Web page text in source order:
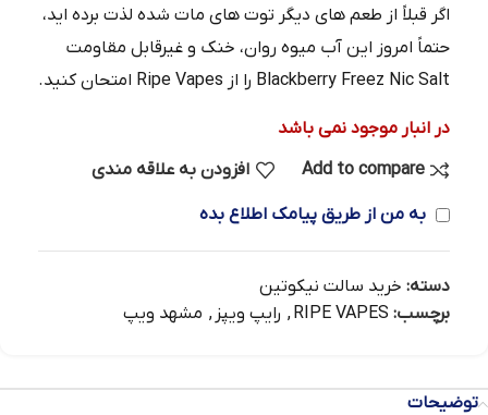
اگر قبلاً از طعم‌ های دیگر توت‌ های مات شده لذت برده‌ اید،
حتماً امروز این آب‌ میوه روان، خنک و غیرقابل مقاومت
Blackberry Freez Nic Salt را از Ripe Vapes امتحان کنید.
در انبار موجود نمی باشد
Add to compare
افزودن به علاقه مندی
به من از طریق پیامک اطلاع بده
دسته: خرید سالت نیکوتین
برچسب: RIPE VAPES
, رایپ ویپز , مشهد ویپ
توضیحات